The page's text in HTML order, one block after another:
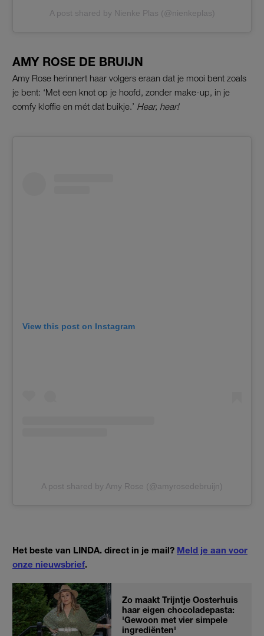
A post shared by Nienke Plas (@nienkeplas)
AMY ROSE DE BRUIJN
Amy Rose herinnert haar volgers eraan dat je mooi bent zoals
je bent: ‘Met een knot op je hoofd, zonder make-up, in je
comfy kloffie en mét dat buikje.’ Hear, hear!
View this post on Instagram
A post shared by Amy Rose (@amyrosedebruijn)
Het beste van LINDA. direct in je mail? Meld je aan voor
onze nieuwsbrief.
Zo maakt Trijntje Oosterhuis
haar eigen chocoladepasta:
'Gewoon met vier simpele
ingrediënten'